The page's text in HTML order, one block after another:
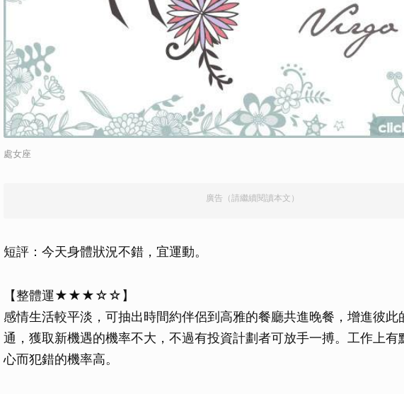
處女座
廣告（請繼續閱讀本文）
短評：今天身體狀況不錯，宜運動。
【整體運★★★☆☆】
感情生活較平淡，可抽出時間約伴侶到高雅的餐廳共進晚餐，增進彼此
通，獲取新機遇的機率不大，不過有投資計劃者可放手一搏。工作上有
心而犯錯的機率高。